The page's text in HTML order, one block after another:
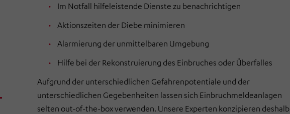
Im Notfall hilfeleistende Dienste zu benachrichtigen
Aktionszeiten der Diebe minimieren
Alarmierung der unmittelbaren Umgebung
Hilfe bei der Rekonstruierung des Einbruches oder Überfalles
Aufgrund der unterschiedlichen Gefahrenpotentiale und der
unterschiedlichen Gegebenheiten lassen sich Einbruchmeldeanlagen
selten out-of-the-box verwenden. Unsere Experten konzipieren deshalb